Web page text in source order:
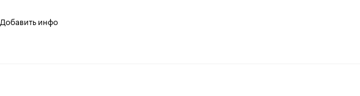
Добавить инфо